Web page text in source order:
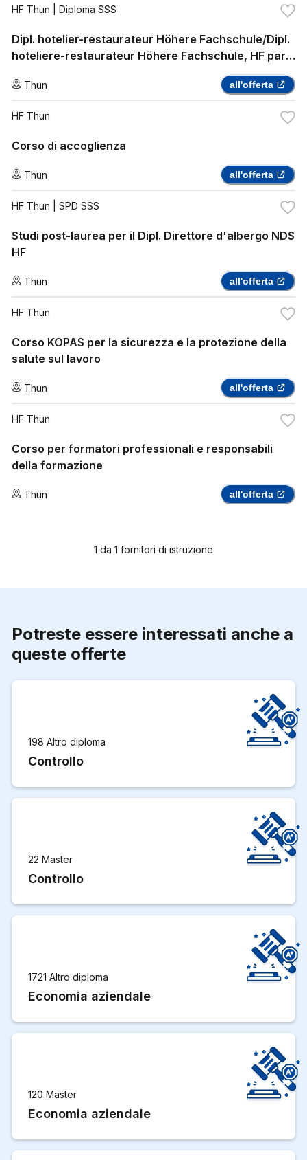
HF Thun | Diploma SSS
Dipl. hotelier-restaurateur Höhere Fachschule/Dipl.
hoteliere-restaurateur Höhere Fachschule, HF part-
Thun all'offerta
HF Thun
Corso di accoglienza
Thun all'offerta
HF Thun | SPD SSS
Studi post-laurea per il Dipl. Direttore d'albergo NDS
HF
Thun all'offerta
HF Thun
Corso KOPAS per la sicurezza e la protezione della
salute sul lavoro
Thun all'offerta
HF Thun
Corso per formatori professionali e responsabili
della formazione
Thun all'offerta
1 da 1 fornitori di istruzione
Potreste essere interessati anche a
queste offerte
198 Altro diploma
Controllo
22 Master
Controllo
1721 Altro diploma
Economia aziendale
120 Master
Economia aziendale